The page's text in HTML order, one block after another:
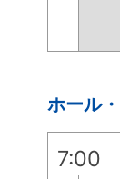
ホール
7:00